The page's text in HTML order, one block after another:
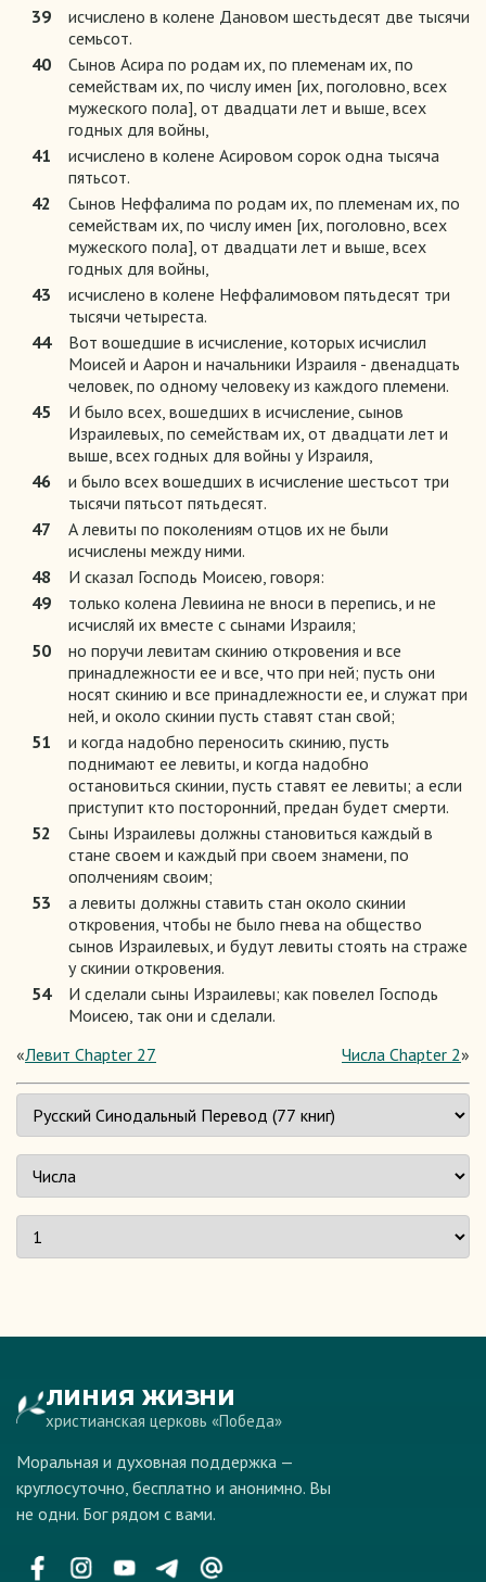
39
исчислено в колене Дановом шестьдесят две тысячи
семьсот.
40
Сынов Асира по родам их, по племенам их, по
семействам их, по числу имен [их, поголовно, всех
мужеского пола], от двадцати лет и выше, всех
годных для войны,
41
исчислено в колене Асировом сорок одна тысяча
пятьсот.
42
Сынов Неффалима по родам их, по племенам их, по
семействам их, по числу имен [их, поголовно, всех
мужеского пола], от двадцати лет и выше, всех
годных для войны,
43
исчислено в колене Неффалимовом пятьдесят три
тысячи четыреста.
44
Вот вошедшие в исчисление, которых исчислил
Моисей и Аарон и начальники Израиля - двенадцать
человек, по одному человеку из каждого племени.
45
И было всех, вошедших в исчисление, сынов
Израилевых, по семействам их, от двадцати лет и
выше, всех годных для войны у Израиля,
46
и было всех вошедших в исчисление шестьсот три
тысячи пятьсот пятьдесят.
47
А левиты по поколениям отцов их не были
исчислены между ними.
48
И сказал Господь Моисею, говоря:
49
только колена Левиина не вноси в перепись, и не
исчисляй их вместе с сынами Израиля;
50
но поручи левитам скинию откровения и все
принадлежности ее и все, что при ней; пусть они
носят скинию и все принадлежности ее, и служат при
ней, и около скинии пусть ставят стан свой;
51
и когда надобно переносить скинию, пусть
поднимают ее левиты, и когда надобно
остановиться скинии, пусть ставят ее левиты; а если
приступит кто посторонний, предан будет смерти.
52
Сыны Израилевы должны становиться каждый в
стане своем и каждый при своем знамени, по
ополчениям своим;
53
а левиты должны ставить стан около скинии
откровения, чтобы не было гнева на общество
сынов Израилевых, и будут левиты стоять на страже
у скинии откровения.
54
И сделали сыны Израилевы; как повелел Господь
Моисею, так они и сделали.
«Левит Chapter 27 Числа Chapter 2»
ЛИНИЯ ЖИЗНИ
христианская церковь «Победа»
Моральная и духовная поддержка —
круглосуточно, бесплатно и анонимно. Вы
не одни. Бог рядом с вами.